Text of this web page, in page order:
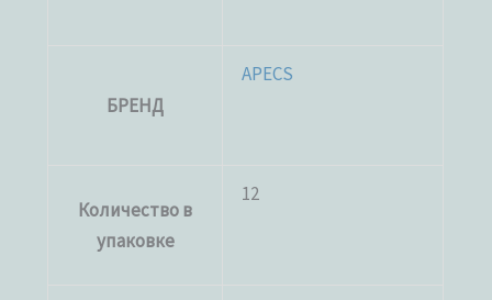
БРЕНД
APECS
Количество в
упаковке
12